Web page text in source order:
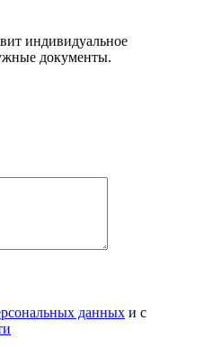
индивидуальное
документы.
данных и с